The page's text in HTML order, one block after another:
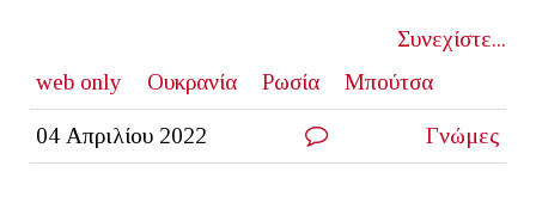
Συνεχίστε...
web only
Ουκρανία Ρωσία Μπούτσα
04 Απριλίου 2022 Γνώμες